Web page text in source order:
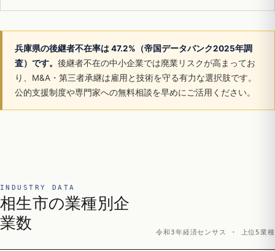
兵庫県の後継者不在率は 47.2%（帝国データバンク2025年調
査）です。 後継者不在の中小企業では廃業リスクが高まってお
り、M&A・第三者承継は雇用と技術を守る有力な選択肢です。
公的支援制度や専門家への無料相談を早めにご活用ください。
INDUSTRY DATA
相生市の業種別企
業数
令和3年経済センサス · 上位5業種